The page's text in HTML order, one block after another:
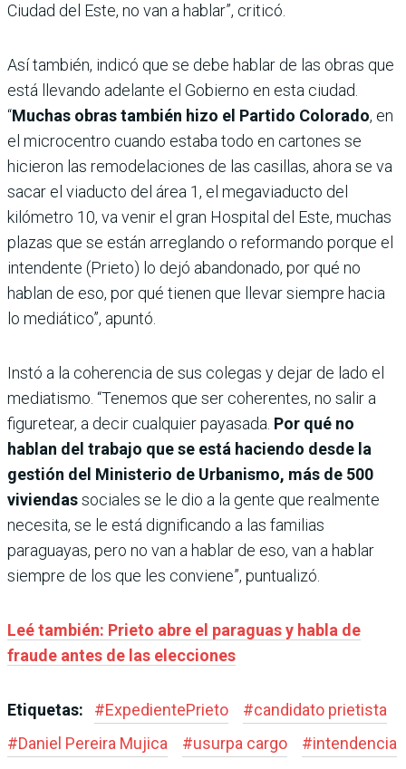
Ciudad del Este, no van a hablar”, criticó.
Así también, indicó que se debe hablar de las obras que
está llevando adelante el Gobierno en esta ciudad.
“Muchas obras también hizo el Partido Colorado, en
el microcentro cuando estaba todo en cartones se
hicieron las remodelaciones de las casillas, ahora se va
sacar el viaducto del área 1, el megaviaducto del
kilómetro 10, va venir el gran Hospital del Este, muchas
plazas que se están arreglando o reformando porque el
intendente (Prieto) lo dejó abandonado, por qué no
hablan de eso, por qué tienen que llevar siempre hacia
lo mediático”, apuntó.
Instó a la coherencia de sus colegas y dejar de lado el
mediatismo. “Tenemos que ser coherentes, no salir a
figuretear, a decir cualquier payasada. Por qué no
hablan del trabajo que se está haciendo desde la
gestión del Ministerio de Urbanismo, más de 500
viviendassociales se le dio a la gente que realmente
necesita, se le está dignificando a las familias
paraguayas, pero no van a hablar de eso, van a hablar
siempre de los que les conviene”, puntualizó.
Leé también: Prieto abre el paraguas y habla de
fraude antes de las elecciones
Etiquetas: #ExpedientePrieto #candidato prietista
#Daniel Pereira Mujica #usurpa cargo #intendencia